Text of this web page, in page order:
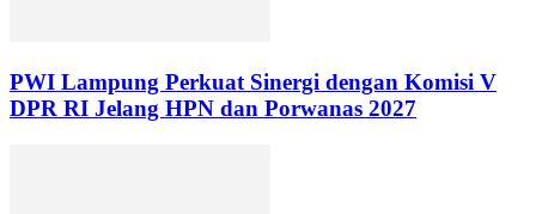
PWI Lampung Perkuat Sinergi dengan Komisi V
DPR RI Jelang HPN dan Porwanas 2027